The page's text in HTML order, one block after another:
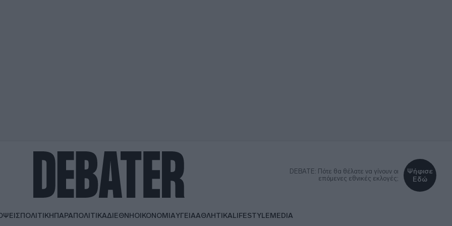
DEBATE: Πότε θα θέλατε να γίνουν οι
επόμενες εθνικές εκλογές;
Ψήφισε
Εδώ
ΠΟΛΙΤΙΚΗΠΑΡΑΠΟΛΙΤΙΚΑΔΙΕΘΝΗΟΙΚΟΝΟΜΙΑΥΓΕΙΑΑΘΛΗΤΙΚΑLIFESTYLEMEDIA